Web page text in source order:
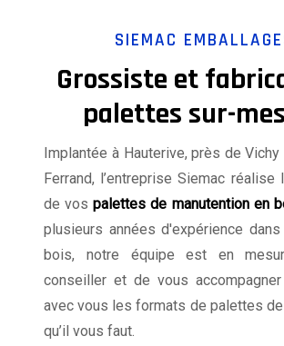
SIEMAC
Grossiste et
palettes sur-
Implantée à Hauterive, près de
Ferrand, l’entreprise Siemac réalise
de vospalettes de manutention en
plusieurs années d'expérience
bois, notre équipe est en
conseiller et de vous
avec vous les formats de palettes
qu’il vous faut.